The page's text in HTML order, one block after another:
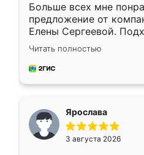
Больше всех мне
предложение от
Елены Сергеевой.
короткие сроки
для замера сотрудник
предложил по моему
Читать полностью
Ярослава
3 августа 2026